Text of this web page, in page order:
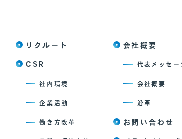
リクルート
CSR
社内環境
企業活動
働き方改革
会社概要
代表メッセー
会社概要
沿革
お問い合わせ